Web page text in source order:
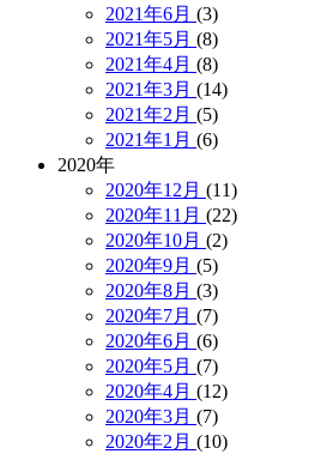
2021年6月 (3)
2021年5月 (8)
2021年4月 (8)
2021年3月 (14)
2021年2月 (5)
2021年1月 (6)
2020年
2020年12月 (11)
2020年11月 (22)
2020年10月 (2)
2020年9月 (5)
2020年8月 (3)
2020年7月 (7)
2020年6月 (6)
2020年5月 (7)
2020年4月 (12)
2020年3月 (7)
2020年2月 (10)